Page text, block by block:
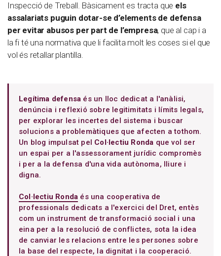
Inspecció de Treball. Bàsicament es tracta que els
assalariats puguin dotar-se d’elements de defensa
per evitar abusos per part de l’empresa, que al cap i a
la fi té una normativa que li facilita molt les coses si el que
vol és retallar plantilla.
Legítima defensa és un lloc dedicat a l'anàlisi,
denúncia i reflexió sobre legitimitats i límits legals,
per explorar les incertes del sistema i buscar
solucions a problemàtiques que afecten a tothom.
Un blog impulsat pel Col·lectiu Ronda que vol ser
un espai per a l'assessorament jurídic compromès
i per a la defensa d'una vida autònoma, lliure i
digna.
Col·lectiu Ronda és una cooperativa de
professionals dedicats a l'exercici del Dret, entès
com un instrument de transformació social i una
eina per a la resolució de conflictes, sota la idea
de canviar les relacions entre les persones sobre
la base del respecte, la dignitat i la cooperació.